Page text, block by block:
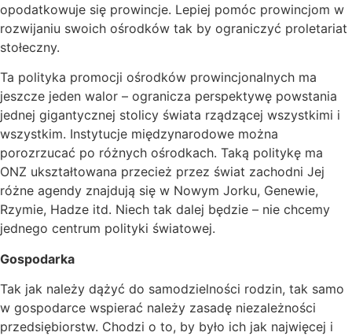
opodatkowuje się prowincje. Lepiej pomóc prowincjom w
rozwijaniu swoich ośrodków tak by ograniczyć proletariat
stołeczny.
Ta polityka promocji ośrodków prowincjonalnych ma
jeszcze jeden walor – ogranicza perspektywę powstania
jednej gigantycznej stolicy świata rządzącej wszystkimi i
wszystkim. Instytucje międzynarodowe można
porozrzucać po różnych ośrodkach. Taką politykę ma
ONZ ukształtowana przecież przez świat zachodni Jej
różne agendy znajdują się w Nowym Jorku, Genewie,
Rzymie, Hadze itd. Niech tak dalej będzie – nie chcemy
jednego centrum polityki światowej.
Gospodarka
Tak jak należy dążyć do samodzielności rodzin, tak samo
w gospodarce wspierać należy zasadę niezależności
przedsiębiorstw. Chodzi o to, by było ich jak najwięcej i